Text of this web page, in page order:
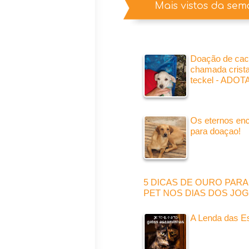
Mais vistos da
Doação de
chamada
teckel -
Os eternos
para doaçao!
5 DICAS DE OURO
PET NOS DIAS DOS
A Lenda das